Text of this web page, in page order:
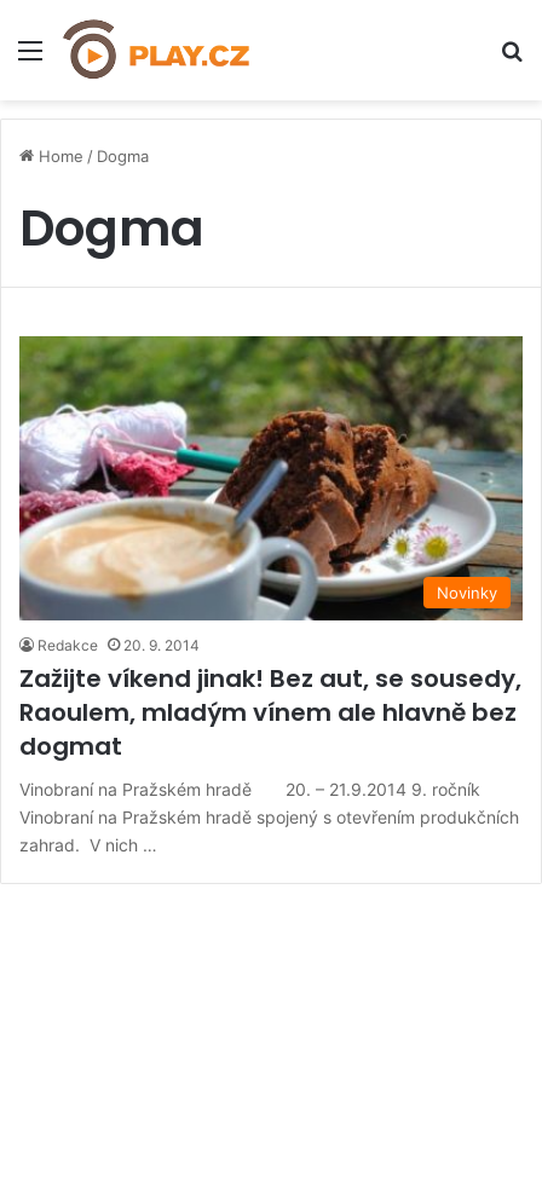
Menu
Home / Dogma
Dogma
Novinky
Redakce 20. 9. 2014
Zažijte víkend jinak! Bez aut, se sousedy,
Raoulem, mladým vínem ale hlavně bez
dogmat
Vinobraní na Pražském hradě 20. – 21.9.2014 9. ročník
Vinobraní na Pražském hradě spojený s otevřením produkčních
zahrad. V nich …